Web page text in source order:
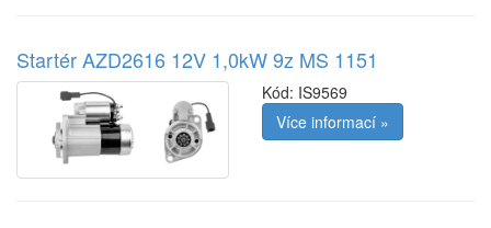
Startér AZD2616 12V 1,0kW 9z MS 1151
Kód: IS9569
Více informací »